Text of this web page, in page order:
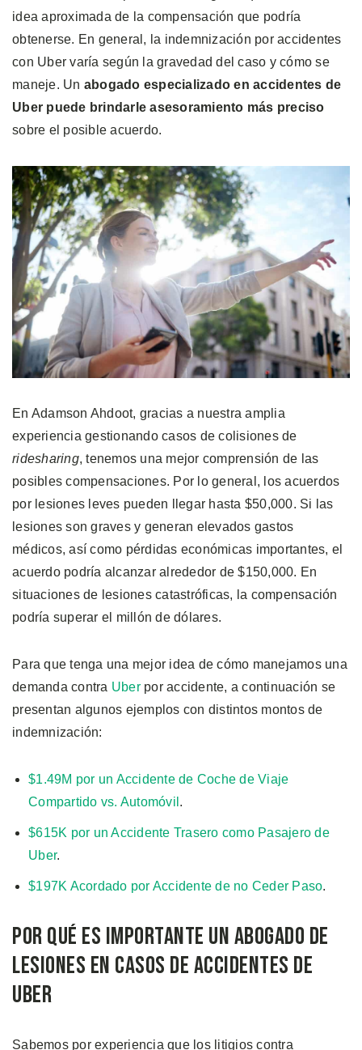
idea aproximada de la compensación que podría
obtenerse. En general, la indemnización por accidentes
con Uber varía según la gravedad del caso y cómo se
maneje. Un abogado especializado en accidentes de
Uber puede brindarle asesoramiento más preciso
sobre el posible acuerdo.
En Adamson Ahdoot, gracias a nuestra amplia
experiencia gestionando casos de colisiones de
ridesharing, tenemos una mejor comprensión de las
posibles compensaciones. Por lo general, los acuerdos
por lesiones leves pueden llegar hasta $50,000. Si las
lesiones son graves y generan elevados gastos
médicos, así como pérdidas económicas importantes, el
acuerdo podría alcanzar alrededor de $150,000. En
situaciones de lesiones catastróficas, la compensación
podría superar el millón de dólares.
Para que tenga una mejor idea de cómo manejamos una
demanda contra Uberpor accidente, a continuación se
presentan algunos ejemplos con distintos montos de
indemnización:
$1.49M por un Accidente de Coche de Viaje
Compartido vs. Automóvil .
$615K por un Accidente Trasero como Pasajero de
Uber.
$197K Acordado por Accidente de no Ceder Paso.
Por Qué es Importante un Abogado de
Lesiones en Casos de Accidentes de
Uber
Sabemos por experiencia que los litigios contra